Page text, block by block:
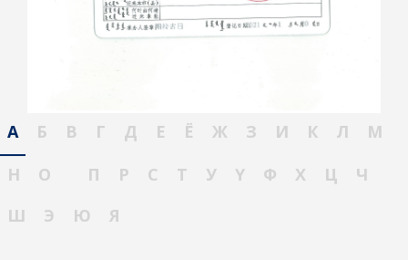
А Б В Г Д Е Ё Ж З И К Л
М
Н
О П Р С Т У Ү Ф Х Ц
Ч
Ш
Э Ю Я